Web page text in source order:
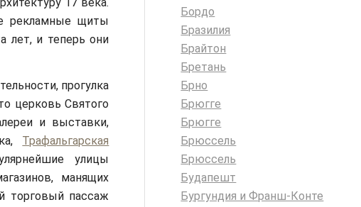
рекламные щиты
лет, и теперь они
прогулка
церковь Святого
и выставки,
Трафальгарская
улицы
манящих
торговый пассаж
Бордо
Бразилия
Брайтон
Бретань
Брно
Брюгге
Брюгге
Брюссель
Брюссель
Будапешт
Бургундия и Франш-Конте